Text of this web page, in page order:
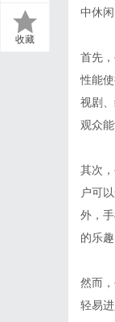
收藏
中休
首先
性能
视剧
观众
其次
户可
外，
的乐趣
然而
轻易